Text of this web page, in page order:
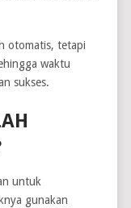
otomatis, tetapi
waktu
sukses.
untuk
gunakan